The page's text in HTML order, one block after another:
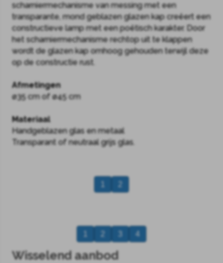
scharniermechanisme van messing met een
transparante, mond geblazen glazen kap creëert een
constructieve lamp met een poëtisch karakter. Door
het scharniermechanisme rechtop uit te klappen
wordt de glazen kap omhoog gehouden terwijl deze
op de constructie rust.
Afmetingen
ø35 cm of ø45 cm
Materiaal
Handgeblazen glas en metaal
Transparant of neutraal grijs glas.
4
Wisselend aanbod